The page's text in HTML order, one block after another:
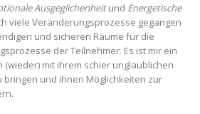
Ausgeglichenheitund Energetische
viele Veränderungsprozesse gegangen
und sicheren Räume für die
der Teilnehmer. Es ist mir ein
mit ihrem schier unglaublichen
bringen und ihnen Möglichkeiten zur